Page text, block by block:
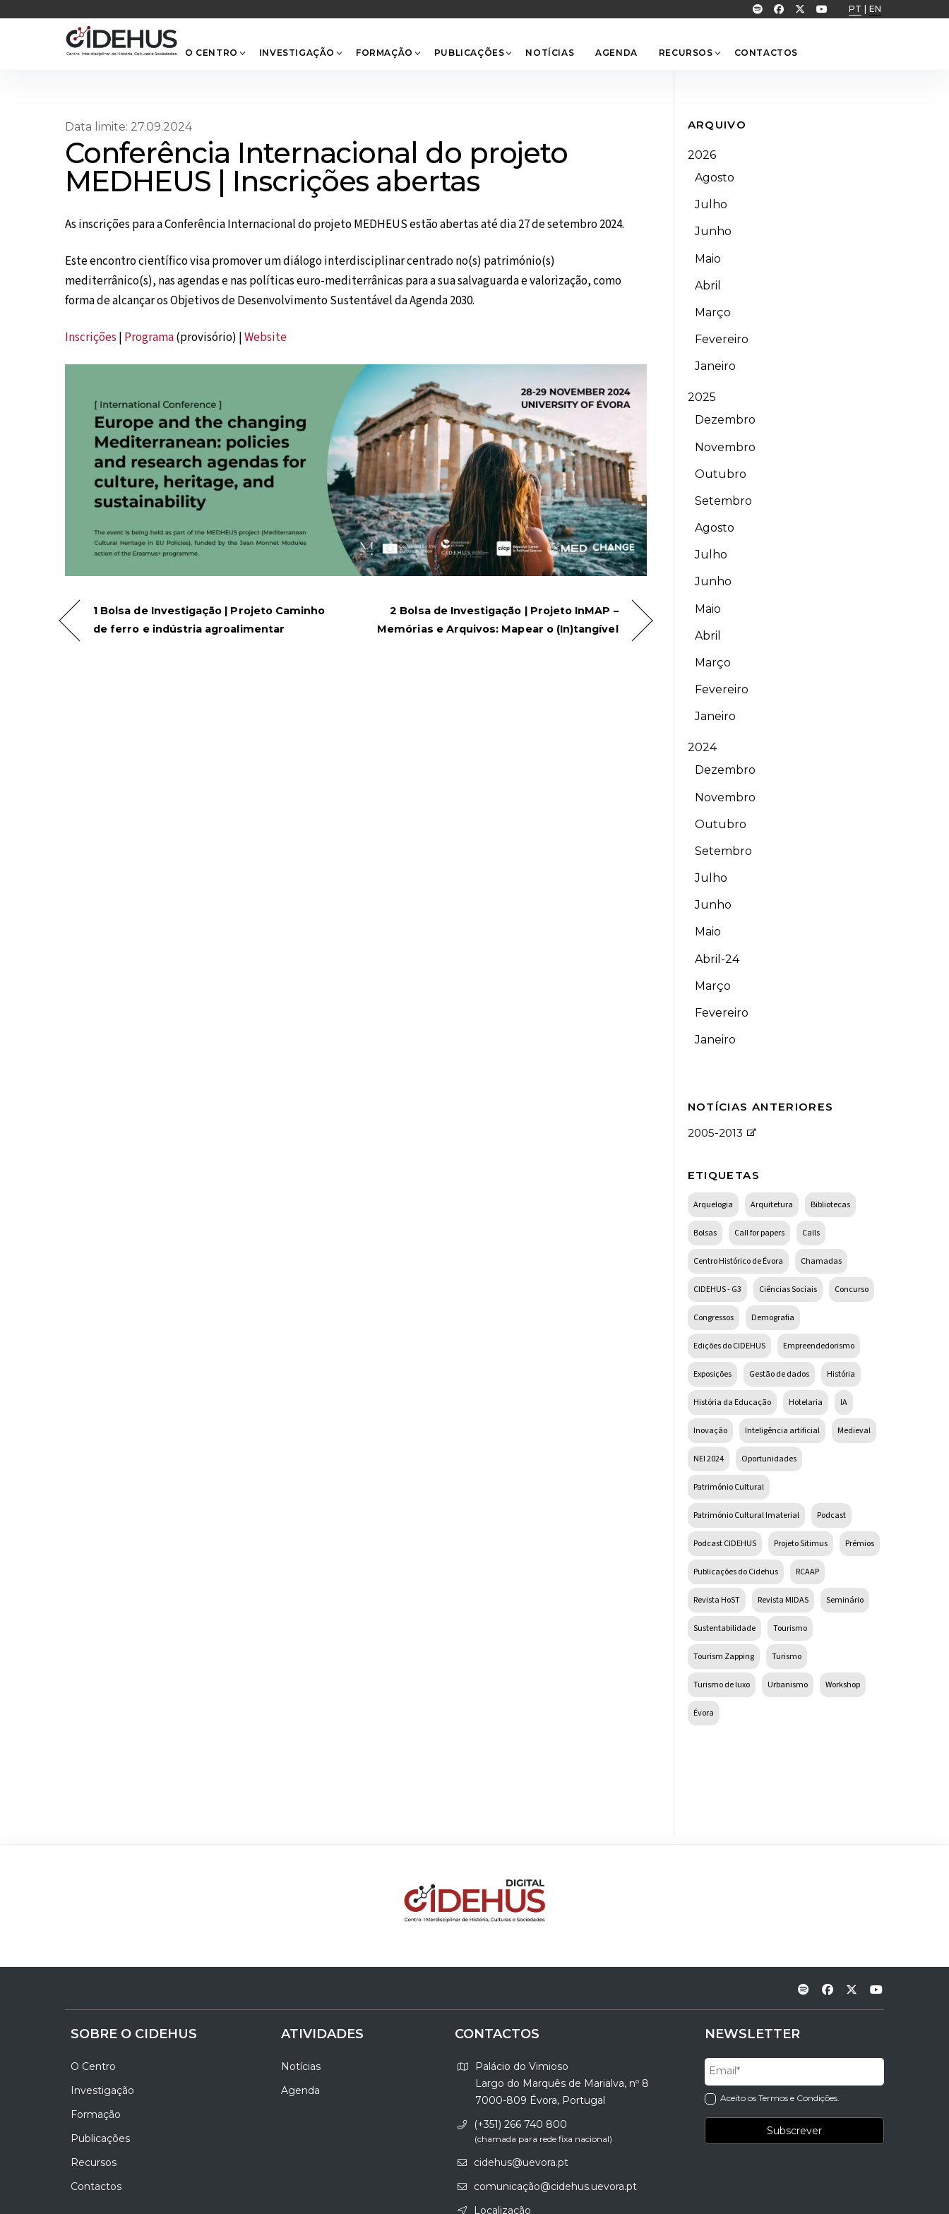
PT EN
O CENTRO INVESTIGAÇÃO FORMAÇÃO PUBLICAÇÕES NOTÍCIAS AGENDA RECURSOS CONTACTOS
Data limite: 27.09.2024
Conferência Internacional do projeto
MEDHEUS | Inscrições abertas
As inscrições para a Conferência Internacional do projeto MEDHEUS estão abertas até dia 27 de setembro 2024.
Este encontro científico visa promover um diálogo interdisciplinar centrado no(s) património(s)
mediterrânico(s), nas agendas e nas políticas euro-mediterrânicas para a sua salvaguarda e valorização, como
forma de alcançar os Objetivos de Desenvolvimento Sustentável da Agenda 2030.
Inscrições | Programa(provisório) |Website
1 Bolsa de Investigação | Projeto Caminho
de ferro e indústria agroalimentar
2 Bolsa de Investigação | Projeto InMAP –
Memórias e Arquivos: Mapear o (In)tangível
ARQUIVO
2026
Agosto
Julho
Junho
Maio
Abril
Março
Fevereiro
Janeiro
2025
Dezembro
Novembro
Outubro
Setembro
Agosto
Julho
Junho
Maio
Abril
Março
Fevereiro
Janeiro
2024
Dezembro
Novembro
Outubro
Setembro
Julho
Junho
Maio
Abril-24
Março
Fevereiro
Janeiro
NOTÍCIAS ANTERIORES
2005-2013
ETIQUETAS
Arquelogia Arquitetura Bibliotecas
Bolsas Call for papers Calls
Centro Histórico de Évora Chamadas
CIDEHUS - G3 Ciências Sociais Concurso
Congressos Demografia
Edições do CIDEHUS Empreendedorismo
Exposições Gestão de dados História
História da Educação Hotelaria IA
Inovação Inteligência artificial Medieval
NEI 2024 Oportunidades
Património Cultural
Património Cultural Imaterial Podcast
Podcast CIDEHUS Projeto Sitimus Prémios
Publicações do Cidehus RCAAP
Revista HoST Revista MIDAS Seminário
Sustentabilidade Tourismo
Tourism Zapping Turismo
Turismo de luxo Urbanismo Workshop
Évora
Top
SOBRE O CIDEHUS
O Centro
Investigação
Formação
Publicações
Recursos
Contactos
ATIVIDADES
Notícias
Agenda
CONTACTOS
Palácio do Vimioso
Largo do Marquês de Marialva, nº 8
7000-809 Évora, Portugal
(+351) 266 740 800
(chamada para rede fixa nacional)
cidehus@uevora.pt
comunicação@cidehus.uevora.pt
Localização
NEWSLETTER
Aceito os Termos e Condições.